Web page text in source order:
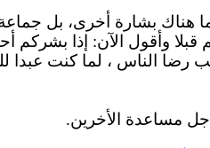
هناك بشارة أخرى، بل
قبلا وأقول الآن: إذا بشركم
رضا
الناس ، لما كنت عبدا
مساعدة الأخرين.